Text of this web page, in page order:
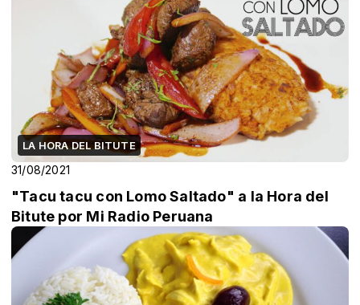
LA HORA DEL BITUTE
31/08/2021
"Tacu tacu con Lomo Saltado" a la Hora del
Bitute por Mi Radio Peruana